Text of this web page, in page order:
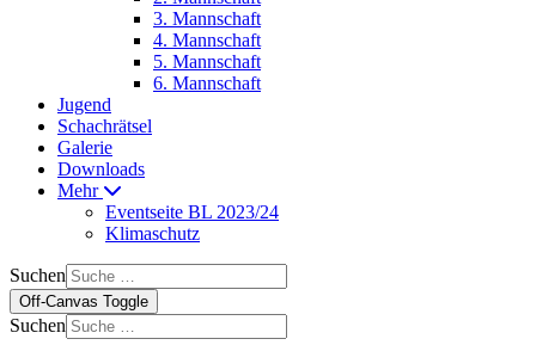
3. Mannschaft
4. Mannschaft
5. Mannschaft
6. Mannschaft
Jugend
Schachrätsel
Galerie
Downloads
Mehr
Eventseite BL 2023/24
Klimaschutz
Suchen
Off-Canvas Toggle
Suchen